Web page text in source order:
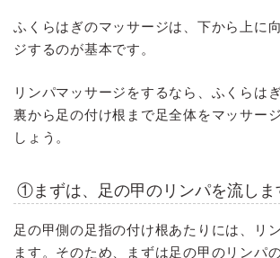
ふくらはぎのマッサージは、下から上に
ジするのが基本です。
リンパマッサージをするなら、ふくらは
裏から足の付け根まで足全体をマッサー
しょう。
①まずは、足の甲のリンパを流しま
足の甲側の足指の付け根あたりには、リ
ます。そのため、まずは足の甲のリンパ